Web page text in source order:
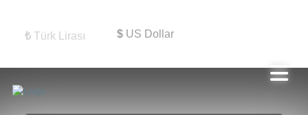
₺ Türk Lirası $US Dollar